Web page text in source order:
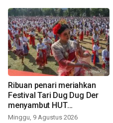
Ribuan penari meriahkan
Festival Tari Dug Dug Der
menyambut HUT
Kemerdekaan
Minggu, 9 Agustus 2026